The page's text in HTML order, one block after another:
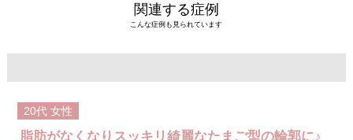
関連する症例
こんな症例も見られています
20代 女性
脂肪がなくなりスッキリ綺麗なたまご型の輪郭に♪